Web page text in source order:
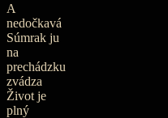
A
nedočkavá
Súmrak ju
na
prechádzku
zvádza
Život je
plný